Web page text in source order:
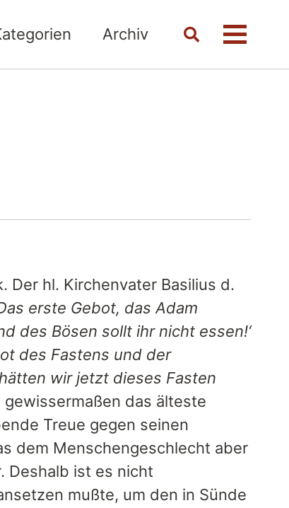
Archiv
ToggleMenü
Der hl. Kirchenvater Basilius d.
erste Gebot, das Adam
des Bösen sollt ihr nicht essen!‘
des Fastens und der
wir jetzt dieses Fasten
das älteste
Treue gegen seinen
dem Menschengeschlecht aber
Deshalb ist es nicht
mußte, um den in Sünde